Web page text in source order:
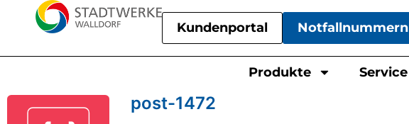
Kundenportal Notfallnummern
Produkte Service
post-1472